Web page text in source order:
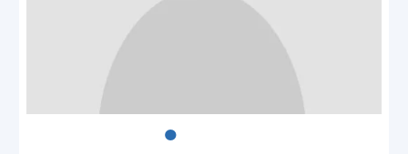
•